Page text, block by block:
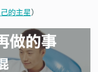
的主星）